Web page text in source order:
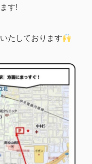
す!
たしております